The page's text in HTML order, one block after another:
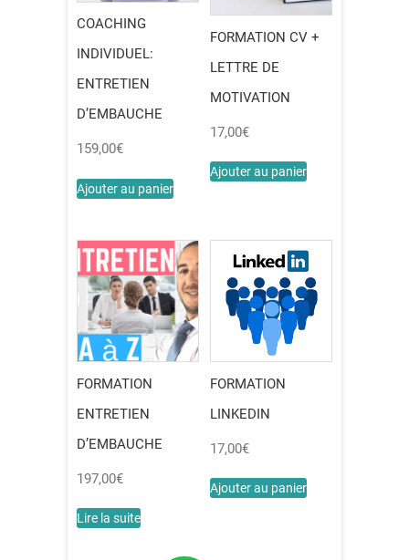
COACHING
INDIVIDUEL:
ENTRETIEN
D’EMBAUCHE
159,00€
Ajouter au panier
FORMATION CV +
LETTRE DE
MOTIVATION
17,00€
Ajouter au panier
FORMATION
ENTRETIEN
D’EMBAUCHE
197,00€
Lire la suite
FORMATION
LINKEDIN
17,00€
Ajouter au panier